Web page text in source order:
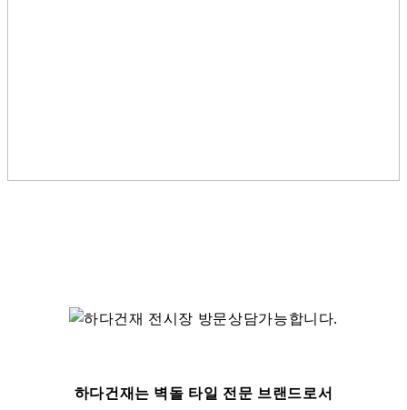
하다건재는 벽돌 타일 전문 브랜드로서